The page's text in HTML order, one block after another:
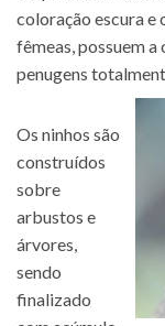
coloração escura e
fêmeas, possuem
penugens
Os ninhos são
construídos
sobre
arbustos e
árvores,
sendo
finalizado